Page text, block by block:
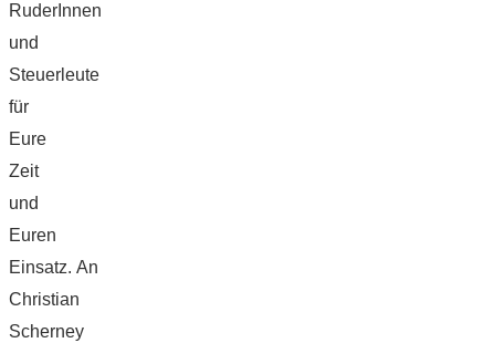
RuderInnen
und
Steuerleute
für
Eure
Zeit
und
Euren
Einsatz. An
Christian
Scherney